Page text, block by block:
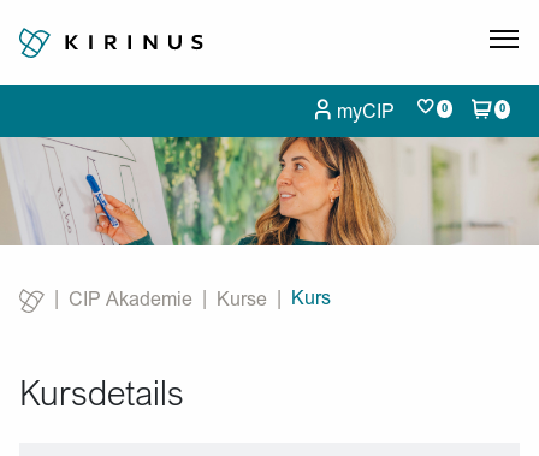
myCIP 0 0
CIP Akademie Kurse
Current:
Kurs
Kursdetails